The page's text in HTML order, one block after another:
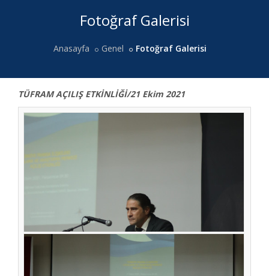
Fotoğraf Galerisi
Anasayfa Genel Fotoğraf Galerisi
TÜFRAM AÇILIŞ ETKİNLİĞİ/21 Ekim 2021